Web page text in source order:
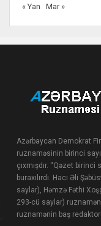
« Yan
Mar »
Azərbaycan Demokrat
ruznaməsinin birinci
çıxmışdır. “Qəzet
buraxılırdı. Hacı Əli
saylar), Həmzə Fəthi
293-cü saylar)
ruznamənin baş